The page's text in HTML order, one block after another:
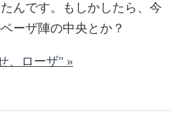
んです。もしかしたら、今
ーザ陣の中央とか？
、ローザ" »